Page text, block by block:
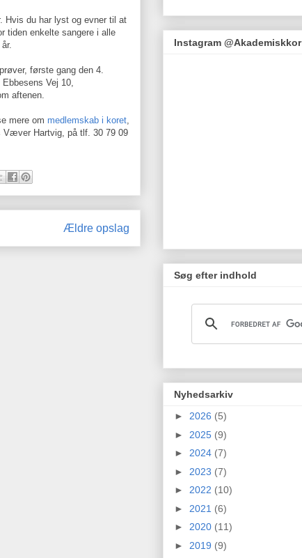
Hvis du har lyst og evner til at
tiden enkelte sangere i alle
første gang den 4.
Vej 10,
aftenen.
mere om medlemskab i koret,
Væver Hartvig, på tlf. 30 79 09
Ældre opslag
Instagram @Akademiskkor
Søg efter indhold
Nyhedsarkiv
► 2026 (5)
► 2025 (9)
► 2024 (7)
► 2023 (7)
► 2022 (10)
► 2021 (6)
► 2020 (11)
► 2019 (9)